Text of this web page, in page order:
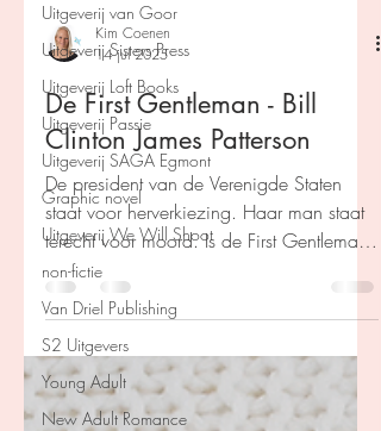
Uitgeverij van Goor
Uitgeverij Sisters Press
Uitgeverij Loft Books
Uitgeverij Passie
Uitgeverij SAGA Egmont
Graphic novel
Uitgeverij We Will Shoot
non-fictie
Van Driel Publishing
S2 Uitgevers
Young Adult
New Adult Romance
Kim Coenen
14 jul 2025
De First Gentleman - Bill
Clinton James Patterson
De president van de Verenigde Staten
staat voor herverkiezing. Haar man staat
terecht voor moord. Is de First Gentleman
een moordenaar?